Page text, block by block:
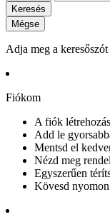
Keresés
Mégse
Adja meg a
Fiókom
A fiók
Add le
Mentsd el
Nézd meg
Egyszerűen
Kövesd